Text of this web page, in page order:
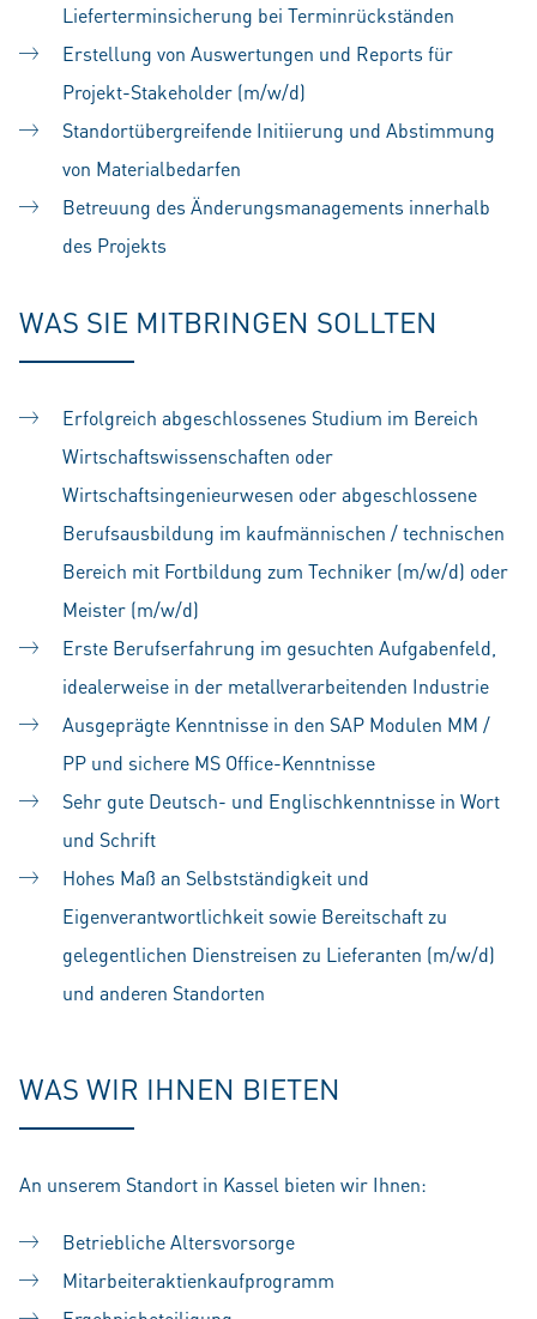
Lieferterminsicherung bei Terminrückständen
Erstellung von Auswertungen und Reports für
Projekt-Stakeholder (m/w/d)
Standortübergreifende Initiierung und Abstimmung
von Materialbedarfen
Betreuung des Änderungsmanagements innerhalb
des Projekts
WAS SIE MITBRINGEN SOLLTEN
Erfolgreich abgeschlossenes Studium im Bereich
Wirtschaftswissenschaften oder
Wirtschaftsingenieurwesen oder abgeschlossene
Berufsausbildung im kaufmännischen / technischen
Bereich mit Fortbildung zum Techniker (m/w/d) oder
Meister (m/w/d)
Erste Berufserfahrung im gesuchten Aufgabenfeld,
idealerweise in der metallverarbeitenden Industrie
Ausgeprägte Kenntnisse in den SAP Modulen MM /
PP und sichere MS Office-Kenntnisse
Sehr gute Deutsch- und Englischkenntnisse in Wort
und Schrift
Hohes Maß an Selbstständigkeit und
Eigenverantwortlichkeit sowie Bereitschaft zu
gelegentlichen Dienstreisen zu Lieferanten (m/w/d)
und anderen Standorten
WAS WIR IHNEN BIETEN
An unserem Standort in Kassel bieten wir Ihnen:
Betriebliche Altersvorsorge
Mitarbeiteraktienkaufprogramm